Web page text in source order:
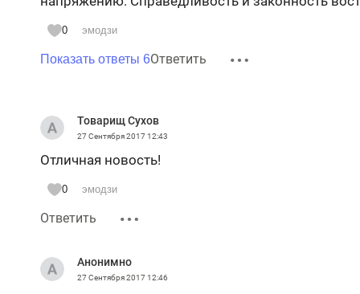
0 эмодзи
Показать ответы 6Ответить
Товарищ Сухов
27 Сентября 201712:43
Отличная новость!
0 эмодзи
Ответить
Анонимно
27 Сентября 201712:46